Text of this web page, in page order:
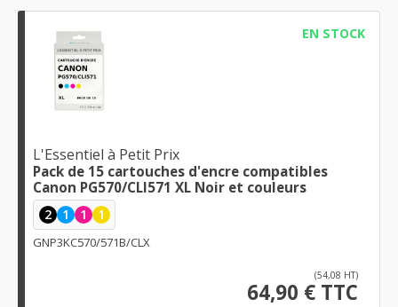
EN STOCK
L'Essentiel à Petit Prix
Pack de 15 cartouches d'encre compatibles
Canon PG570/CLI571 XL Noir et couleurs
2 1 1 1
GNP3KC570/571B/CLX
(54,08 HT)
64,90 € TTC